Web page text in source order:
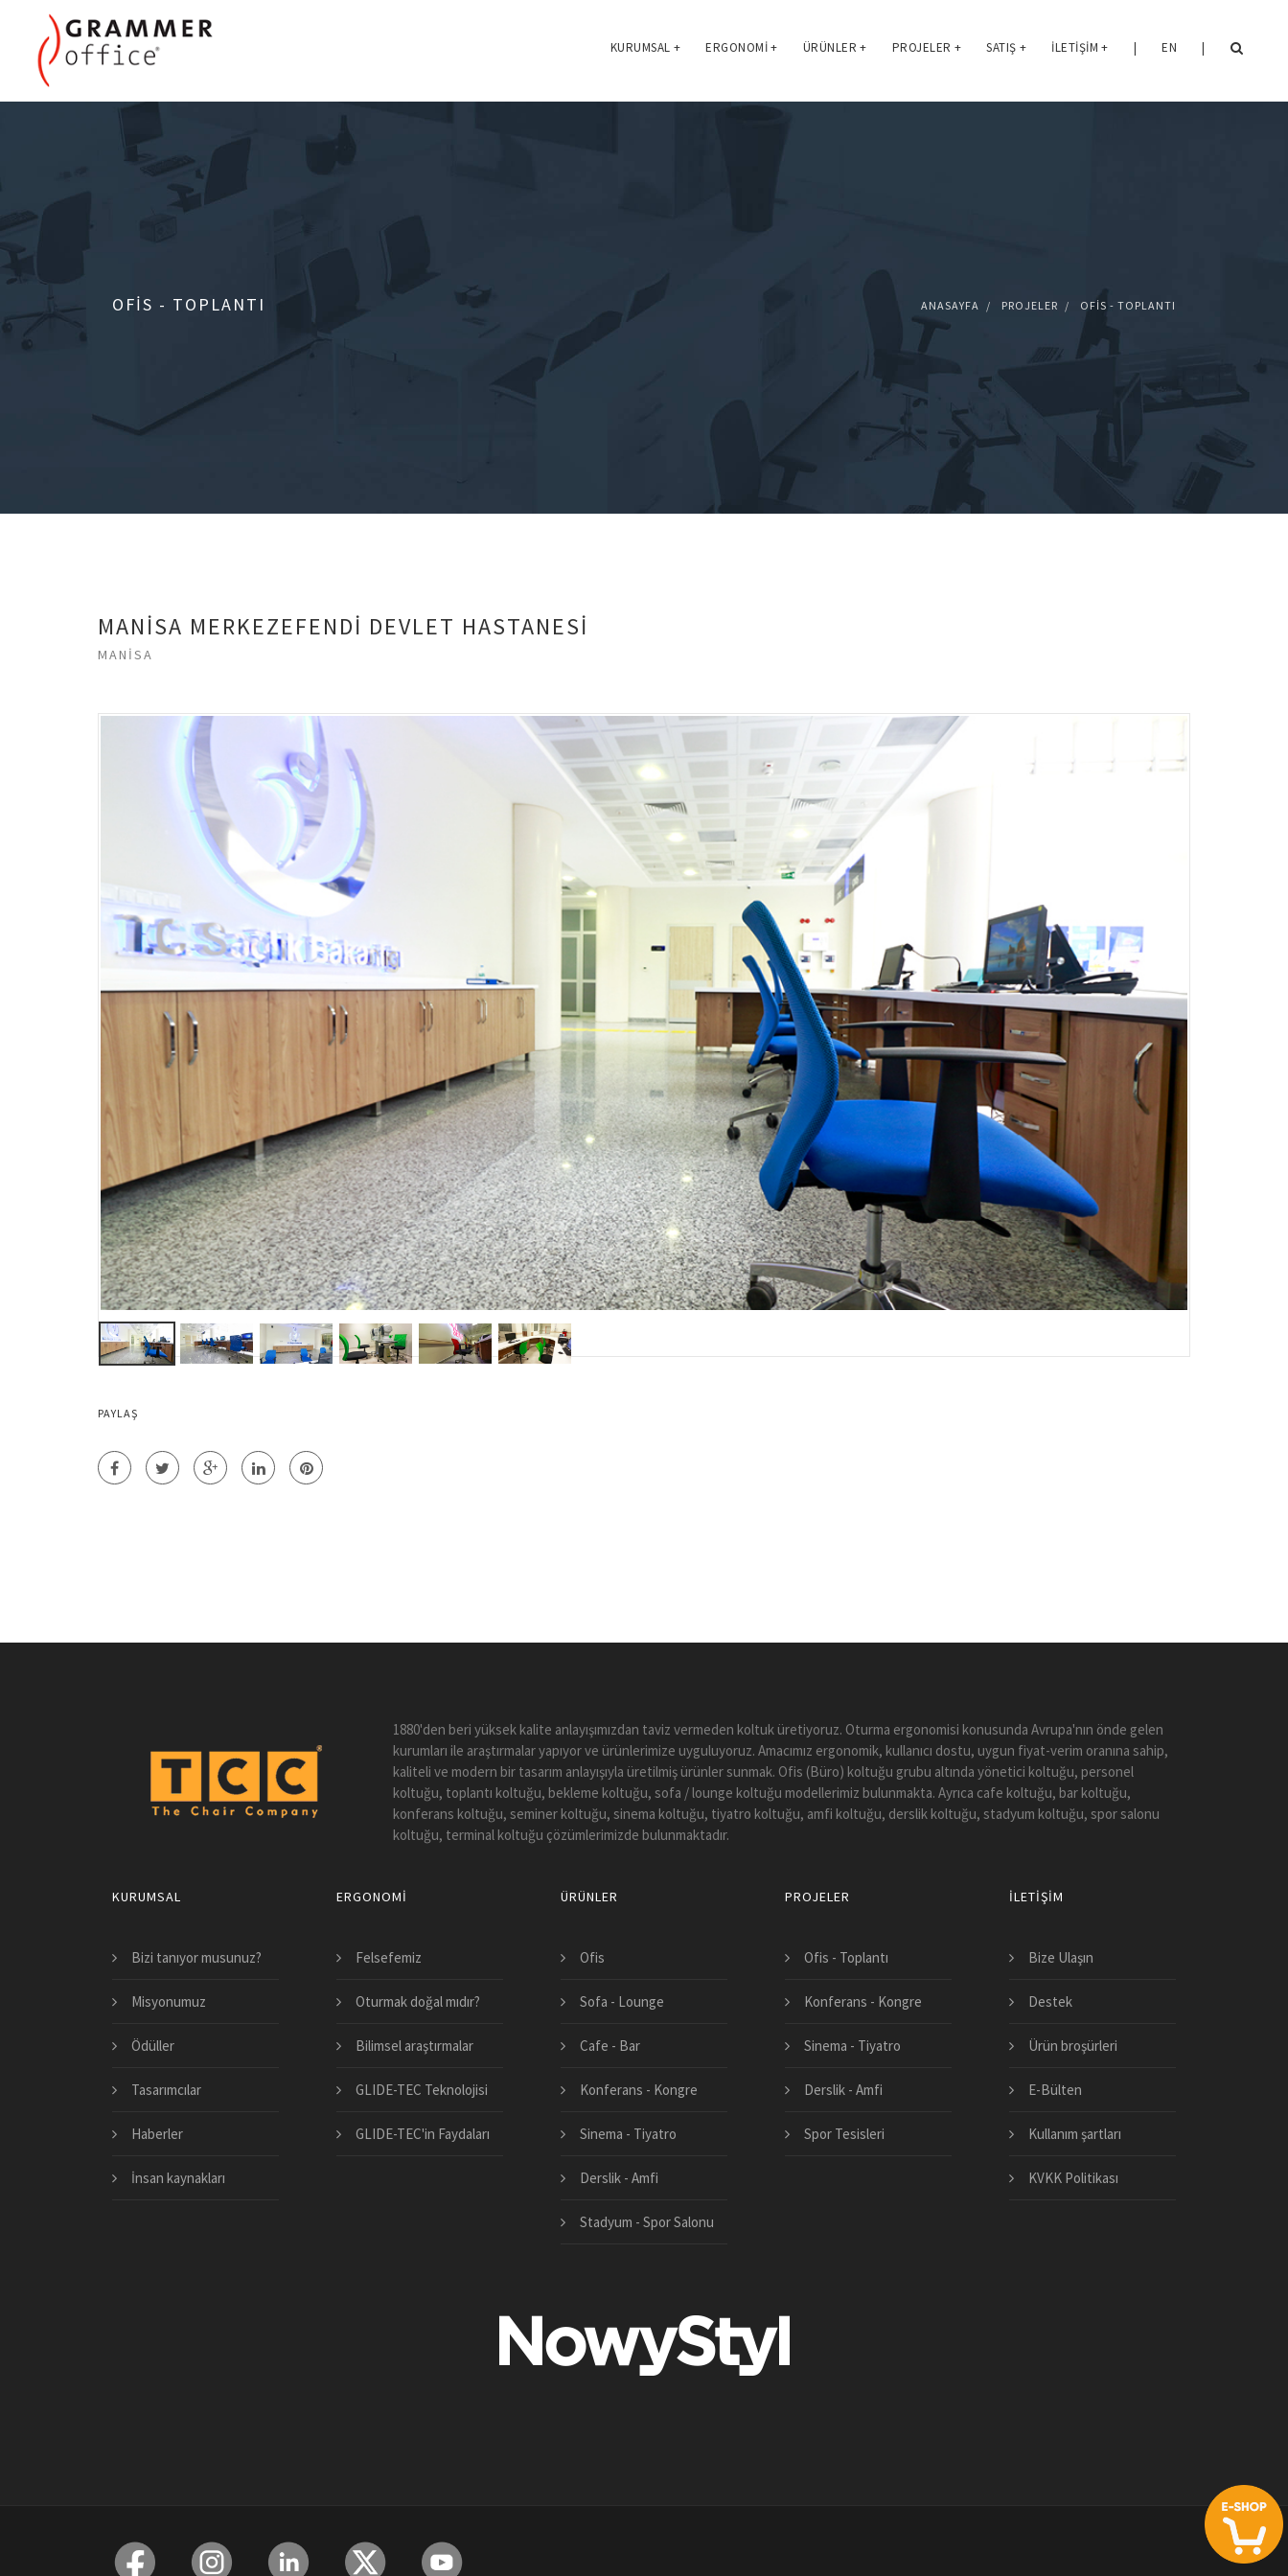
KURUMSAL + ERGONOMI+ ÜRÜNLER + PROJELER + SATIŞ + İLETIŞIM + | EN |
OFIS - TOPLANTI ANASAYFA PROJELER OFIS - TOPLANTI
MANİSA MERKEZEFENDİ DEVLET HASTANESİ
MANİSA
PAYLAŞ
1880'den beri yüksek kalite anlayışımızdan taviz vermeden koltuk üretiyoruz. Oturma ergonomisi konusunda Avrupa'nın önde gelen
kurumları ile araştırmalar yapıyor ve ürünlerimize uyguluyoruz. Amacımız ergonomik, kullanıcı dostu, uygun fiyat-verim oranına sahip,
kaliteli ve modern bir tasarım anlayışıyla üretilmiş ürünler sunmak. Ofis (Büro) koltuğu grubu altında yönetici koltuğu, personel
koltuğu, toplantı koltuğu, bekleme koltuğu, sofa / lounge koltuğu modellerimiz bulunmakta. Ayrıca cafe koltuğu, bar koltuğu,
konferans koltuğu, seminer koltuğu, sinema koltuğu, tiyatro koltuğu, amfi koltuğu, derslik koltuğu, stadyum koltuğu, spor salonu
koltuğu, terminal koltuğu çözümlerimizde bulunmaktadır.
KURUMSAL
Bizi tanıyor musunuz?
Misyonumuz
Ödüller
Tasarımcılar
Haberler
İnsan kaynakları
ERGONOMI
Felsefemiz
Oturmak doğal mıdır?
Bilimsel araştırmalar
GLIDE-TEC Teknolojisi
GLIDE-TEC'in Faydaları
ÜRÜNLER
Ofis
Sofa - Lounge
Cafe - Bar
Konferans - Kongre
Sinema - Tiyatro
Derslik - Amfi
Stadyum - Spor Salonu
PROJELER
Ofis - Toplantı
Konferans - Kongre
Sinema - Tiyatro
Derslik - Amfi
Spor Tesisleri
İLETIŞIM
Bize Ulaşın
Destek
Ürün broşürleri
E-Bülten
Kullanım şartları
KVKK Politikası